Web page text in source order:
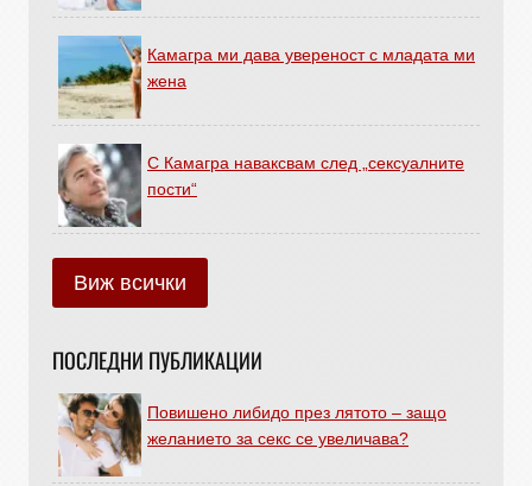
Камагра ми дава увереност с младата ми
жена
С Камагра наваксвам след „сексуалните
пости“
Виж всички
ПОСЛЕДНИ ПУБЛИКАЦИИ
Повишено либидо през лятото – защо
желанието за секс се увеличава?